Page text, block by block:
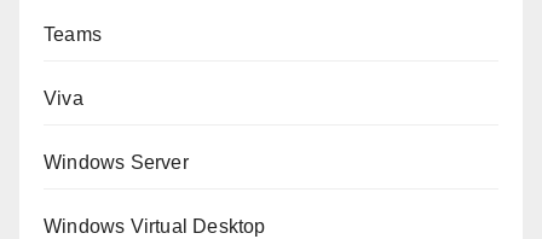
Teams
Viva
Windows Server
Windows Virtual Desktop